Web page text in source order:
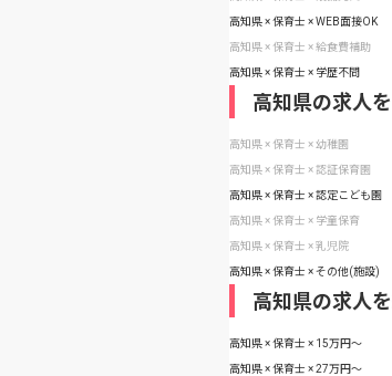
高知県 × 保育士 × WEB面接OK
高知県 × 保育士 × 給食費補助
高知県 × 保育士 × 学歴不問
高知県の求人
高知県 × 保育士 × 幼稚園
高知県 × 保育士 × 認証保育園
高知県 × 保育士 × 認定こども園
高知県 × 保育士 × 学童保育
高知県 × 保育士 × 乳児院
高知県 × 保育士 × その他(施設)
高知県の求人
高知県 × 保育士 × 15万円〜
高知県 × 保育士 × 27万円〜